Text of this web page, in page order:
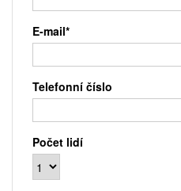
E-mail*
Telefonní číslo
Počet lidí